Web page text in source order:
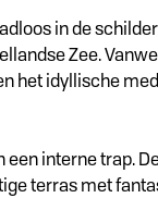
in de
Zee.
het idyllische
interne trap.
terras met